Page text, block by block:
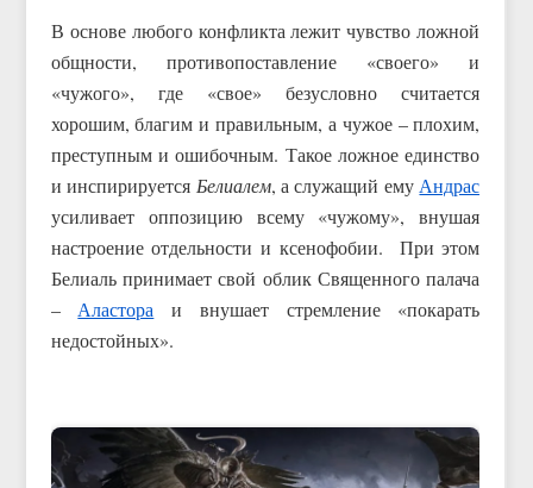
В основе любого конфликта лежит чувство ложной
общности, противопоставление «своего» и
«чужого», где «свое» безусловно считается
хорошим, благим и правильным, а чужое – плохим,
преступным и ошибочным. Такое ложное единство
и инспирируется Белиалем, а служащий ему Андрас
усиливает оппозицию всему «чужому», внушая
настроение отдельности и ксенофобии. При этом
Белиаль принимает свой облик Священного палача
– Аластора и внушает стремление «покарать
недостойных».